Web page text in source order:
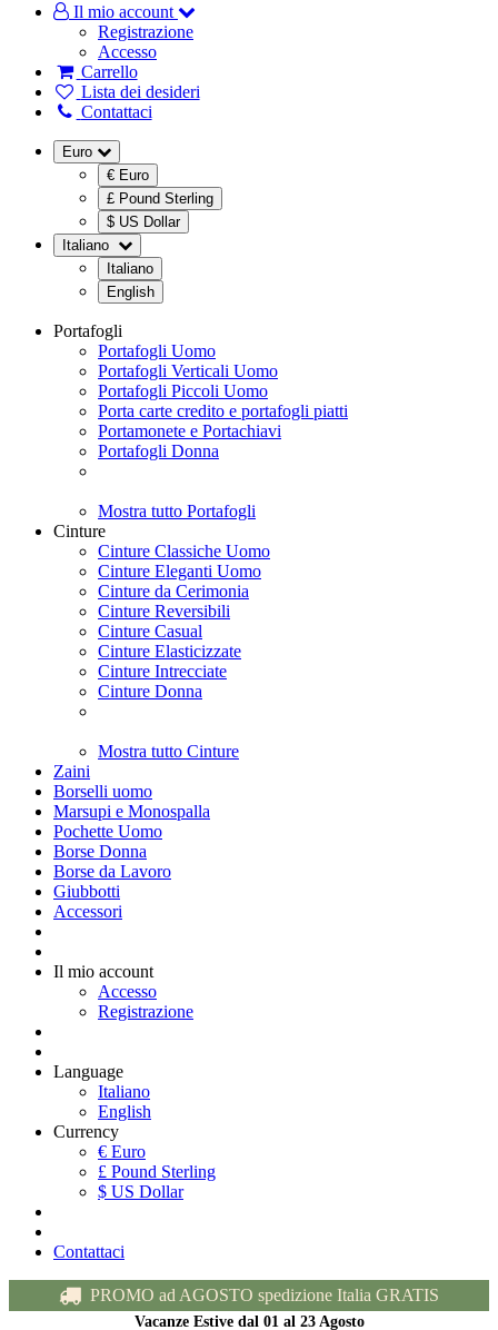
Il mio account
Registrazione
Accesso
Carrello
Lista dei desideri
Contattaci
Euro
€ Euro
£ Pound Sterling
$ US Dollar
Italiano
Italiano
English
Portafogli
Portafogli Uomo
Portafogli Verticali Uomo
Portafogli Piccoli Uomo
Porta carte credito e portafogli piatti
Portamonete e Portachiavi
Portafogli Donna
Mostra tutto Portafogli
Cinture
Cinture Classiche Uomo
Cinture Eleganti Uomo
Cinture da Cerimonia
Cinture Reversibili
Cinture Casual
Cinture Elasticizzate
Cinture Intrecciate
Cinture Donna
Mostra tutto Cinture
Zaini
Borselli uomo
Marsupi e Monospalla
Pochette Uomo
Borse Donna
Borse da Lavoro
Giubbotti
Accessori
Il mio account
Accesso
Registrazione
Language
Italiano
English
Currency
€ Euro
£ Pound Sterling
$ US Dollar
Contattaci
PROMO ad AGOSTO spedizione Italia GRATIS
Vacanze Estive dal 01 al 23 Agosto